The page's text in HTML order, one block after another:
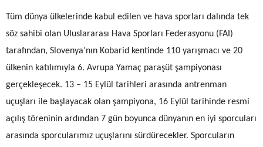
Tüm dünya ülkelerinde kabul edilen ve hava sporları dalında tek
söz sahibi olan Uluslararası Hava Sporları Federasyonu (FAI)
tarafından, Slovenya’nın Kobarid kentinde 110 yarışmacı ve 20
ülkenin katılımıyla 6. Avrupa Yamaç paraşüt şampiyonası
gerçekleşecek. 13 – 15 Eylül tarihleri arasında antrenman
uçuşları ile başlayacak olan şampiyona, 16 Eylül tarihinde resmi
açılış töreninin ardından 7 gün boyunca dünyanın en iyi sporcuları
arasında sporcularımız uçuşlarını sürdürecekler. Sporcuların